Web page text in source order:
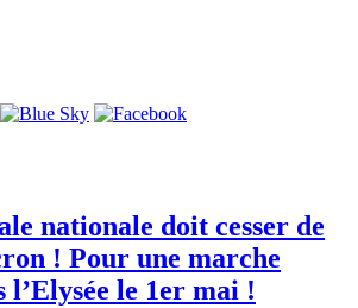
nationale doit cesser de
! Pour une marche
l’Elysée le 1er mai !